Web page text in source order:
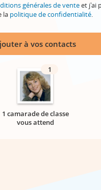
générales de venteet j'ai
la politique de confidentialité.
à vos contacts
1
1 camarade de classe
vous attend